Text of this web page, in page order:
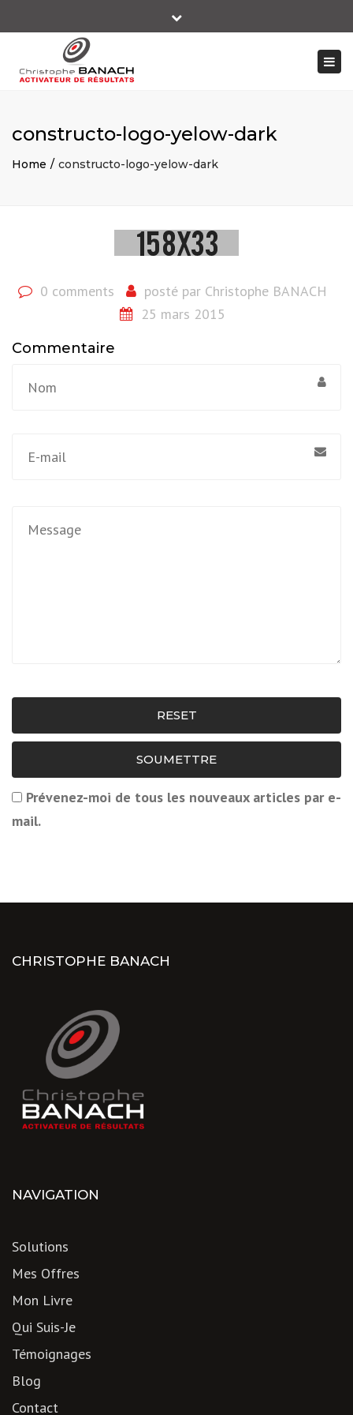
contact@christophebanach-performer.fr
Close
constructo-logo-yelow-dark
Home constructo-logo-yelow-dark
0 comments posté par Christophe BANACH
25 mars 2015
Commentaire
RESET
SOUMETTRE
Prévenez-moi de tous les nouveaux articles par e-
mail.
CHRISTOPHE BANACH
NAVIGATION
Solutions
Mes Offres
Mon Livre
Qui Suis-Je
Témoignages
Blog
Contact